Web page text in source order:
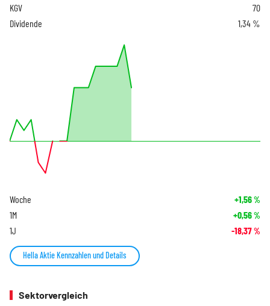
KGV
70
Dividende
1,34 %
Woche +1,56%
1M +0,56%
1J -18,37%
Hella Aktie Kennzahlen und Details
Sektorvergleich